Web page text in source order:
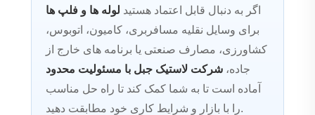
اگر به دنبال قابل اعتماد هستید لوله ها و فلپ ها
برای وسایل نقلیه مسافربری، کامیون، اتوبوس،
کشاورزی، مصارف صنعتی یا برنامه های خارج از
جاده، شرکت لاستیک جبل با مسئولیت محدود
آماده است تا به شما کمک کند تا راه حل مناسب
را با بازار و شرایط کاری خود مطابقت دهید.